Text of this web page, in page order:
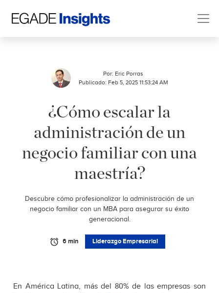
Por: Eric Porras
Publicado: Feb 5, 2025 11:53:24 AM
¿Cómo escalar la
administración de un
negocio familiar con una
maestría?
Descubre cómo profesionalizar la administración de un
negocio familiar con un MBA para asegurar su éxito
generacional.
6 min Liderazgo Empresarial
En América Latina, más del 80% de las empresas son